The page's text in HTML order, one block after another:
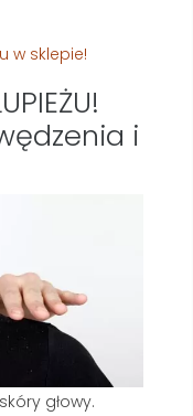
w sklepie!
i
głowy.